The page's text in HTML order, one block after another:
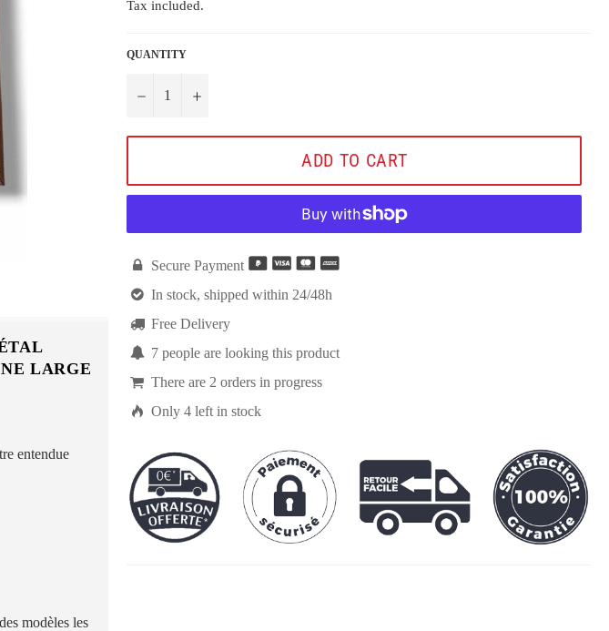
LARGE
entendue
modèles les
Tax included.
QUANTITY
− +
ADD TO CART
 Secure Payment
 In stock, shipped within 24/48h
 Free Delivery
 7 people are looking this product
 There are 2 orders in progress
 Only 4left in stock